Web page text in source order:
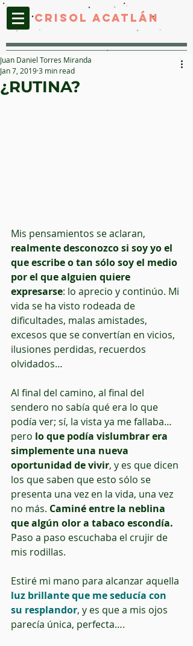
CRISOL ACATLáN
¿RUTINA?
Juan Daniel Torres Miranda
Jan 7, 20193 min read
Mis pensamientos se aclaran,
realmente desconozco si soy yo el
que escribe o tan sólo soy el medio
por el que alguien quiere
expresarse: lo aprecio y continúo. Mi
vida se ha visto rodeada de
dificultades, malas amistades,
excesos que se convertían en vicios,
ilusiones perdidas, recuerdos
olvidados…
Al final del camino, al final del
sendero no sabía qué era lo que
podía ver; sí, la vista ya me fallaba…
pero lo que podía vislumbrar era
simplemente una nueva
oportunidad de vivir, y es que dicen
los que saben que esto sólo se
presenta una vez en la vida, una vez
no más. Caminé entre la neblina
que algún olor a tabaco escondía.
Paso a paso escuchaba el crujir de
mis rodillas.
Estiré mi mano para alcanzar aquella
luz brillante que me seducía con
su resplandor, y es que a mis ojos
parecía única, perfecta….